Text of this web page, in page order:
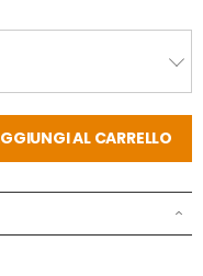
AL CARRELLO